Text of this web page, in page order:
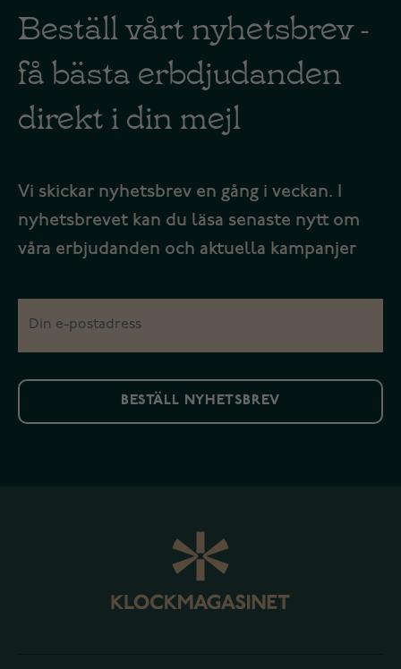
Beställ vårt nyhetsbrev -
få bästa erbdjudanden
direkt i din mejl
Vi skickar nyhetsbrev en gång i veckan. I
nyhetsbrevet kan du läsa senaste nytt om
våra erbjudanden och aktuella kampanjer
BESTÄLL NYHETSBREV